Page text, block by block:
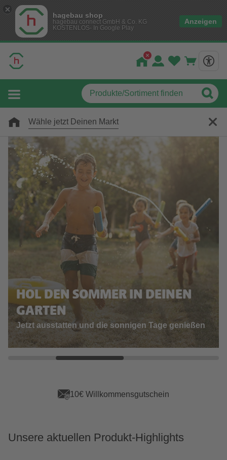
hagebau shop
hagebau connect GmbH & Co. KG
KOSTENLOS- In Google Play
Anzeigen
Wähle jetzt Deinen Markt
HOL DEN SOMMER IN DEINEN
GARTEN
Jetzt ausstatten und die sonnigen Tage genießen
App Vorteile sichern
Unsere aktuellen Produkt-Highlights